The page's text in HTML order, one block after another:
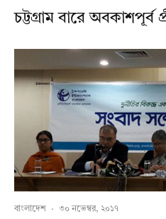
চট্টগ্রাম বারে অবকাশপূর্ব
বাংলাদেশ · ৩০ নভেম্বর, ২০১৭